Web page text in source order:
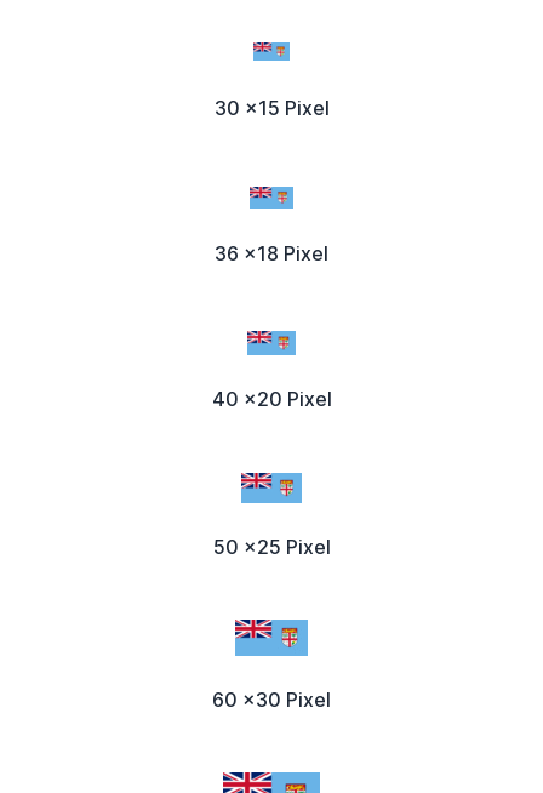
30 x15 Pixel
36 x18 Pixel
40 x20 Pixel
50 x25 Pixel
60 x30 Pixel